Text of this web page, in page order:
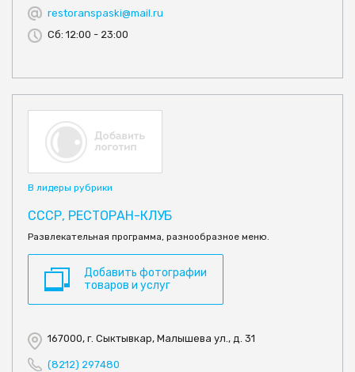
restoranspaski@mail.ru
Сб: 12:00 - 23:00
В лидеры рубрики
СССР, РЕСТОРАН-КЛУБ
Развлекательная программа, разнообразное меню.
Добавить фотографии
товаров и услуг
167000, г. Сыктывкар, Малышева ул., д. 31
(8212) 297480